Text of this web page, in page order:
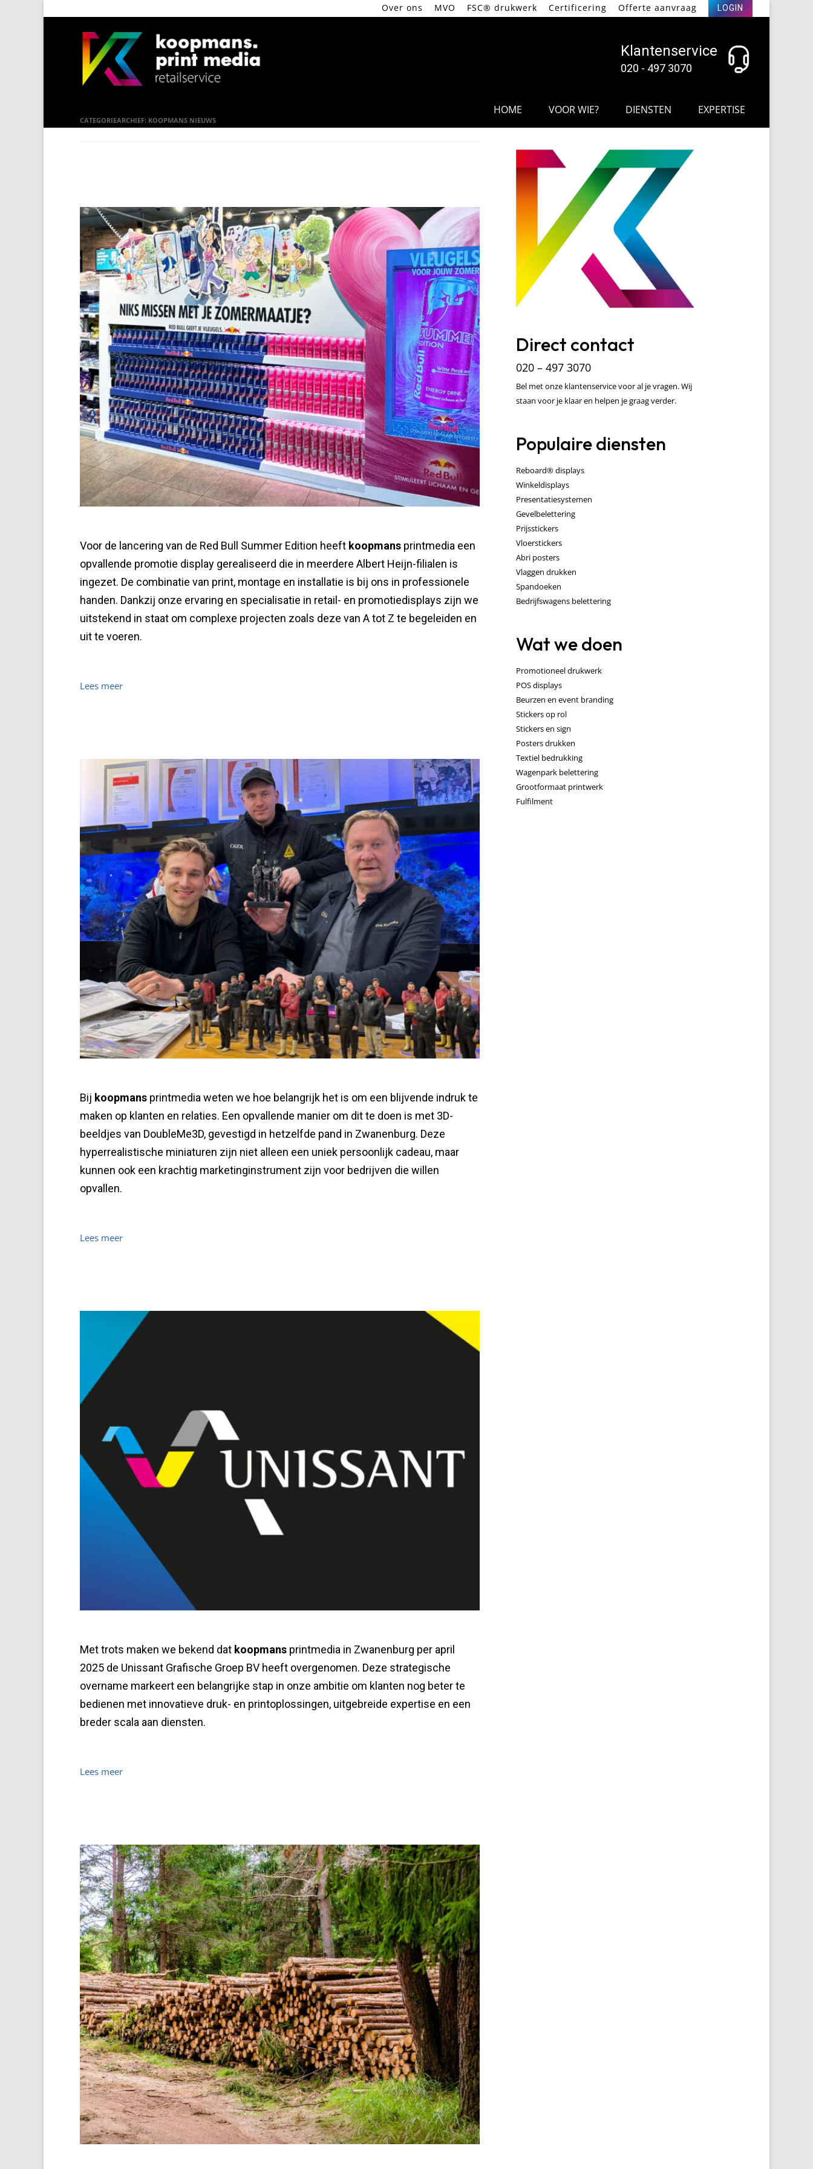
Over ons MVO FSC® drukwerk Certificering Offerte aanvraag LOGIN
Klantenservice
020 - 497 3070
HOME VOOR WIE? DIENSTEN EXPERTISE
CATEGORIEARCHIEF: KOOPMANS NIEUWS
Voor de lancering van de Red Bull Summer Edition heeft koopmans printmedia een
opvallende promotie display gerealiseerd die in meerdere Albert Heijn-filialen is
ingezet. De combinatie van print, montage en installatie is bij ons in professionele
handen. Dankzij onze ervaring en specialisatie in retail- en promotiedisplays zijn we
uitstekend in staat om complexe projecten zoals deze van A tot Z te begeleiden en
uit te voeren.
Lees meer
Bij koopmans printmedia weten we hoe belangrijk het is om een blijvende indruk te
maken op klanten en relaties. Een opvallende manier om dit te doen is met 3D-
beeldjes van DoubleMe3D, gevestigd in hetzelfde pand in Zwanenburg. Deze
hyperrealistische miniaturen zijn niet alleen een uniek persoonlijk cadeau, maar
kunnen ook een krachtig marketinginstrument zijn voor bedrijven die willen
opvallen.
Lees meer
Met trots maken we bekend dat koopmans printmedia in Zwanenburg per april
2025 de Unissant Grafische Groep BV heeft overgenomen. Deze strategische
overname markeert een belangrijke stap in onze ambitie om klanten nog beter te
bedienen met innovatieve druk- en printoplossingen, uitgebreide expertise en een
breder scala aan diensten.
Lees meer
Direct contact
020 – 497 3070
Bel met onze klantenservice voor al je vragen. Wij
staan voor je klaar en helpen je graag verder.
Populaire diensten
Reboard® displays
Winkeldisplays
Presentatiesystemen
Gevelbelettering
Prijsstickers
Vloerstickers
Abri posters
Vlaggen drukken
Spandoeken
Bedrijfswagens belettering
Wat we doen
Promotioneel drukwerk
POS displays
Beurzen en event branding
Stickers op rol
Stickers en sign
Posters drukken
Textiel bedrukking
Wagenpark belettering
Grootformaat printwerk
Fulfilment